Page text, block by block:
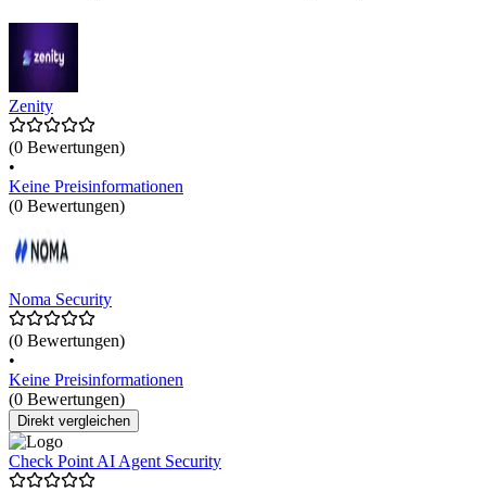
Zenity
(0 Bewertungen)
•
Keine Preisinformationen
(0 Bewertungen)
Noma Security
(0 Bewertungen)
•
Keine Preisinformationen
(0 Bewertungen)
Direkt vergleichen
Check Point AI Agent Security